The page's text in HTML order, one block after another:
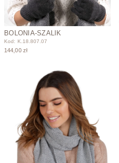
BOLONIA-SZALIK
Kod: K.18.807.07
144,00 zł